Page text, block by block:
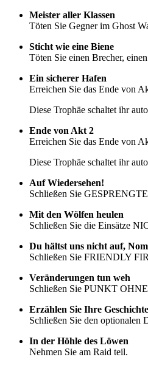
Meister aller Klassen
Töten Sie Gegner im Ghost
Sticht wie eine Biene
Töten Sie einen Brecher,
Ein sicherer Hafen
Erreichen Sie das Ende von
Diese Trophäe schaltet ihr
Ende von Akt 2
Erreichen Sie das Ende von
Diese Trophäe schaltet ihr
Auf Wiedersehen!
Schließen Sie
Mit den Wölfen heulen
Schließen Sie die Einsätze
Du hältst uns nicht auf,
Schließen Sie FRIENDLY
Veränderungen tun weh
Schließen Sie PUNKT
Erzählen Sie Ihre Geschichte
Schließen Sie den optionalen
In der Höhle des Löwen
Nehmen Sie am Raid teil.